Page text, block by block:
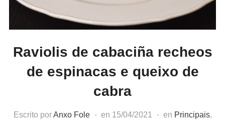
Raviolis de cabaciña recheos
de espinacas e queixo de
cabra
Escrito porAnxo Fole en 15/04/2021 en Principais,